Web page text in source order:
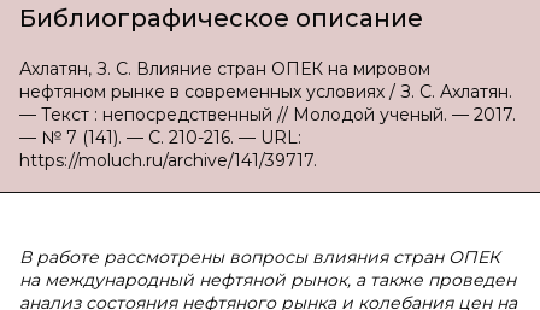
Библиографическое описание
Ахлатян, З. С. Влияние стран ОПЕК на мировом
нефтяном рынке в современных условиях / З. С. Ахлатян.
— Текст : непосредственный // Молодой ученый. — 2017.
— № 7 (141). — С. 210-216. — URL:
https://moluch.ru/archive/141/39717.
В работе рассмотрены вопросы влияния стран ОПЕК
на международный нефтяной рынок, а также проведен
анализ состояния нефтяного рынка и колебания цен на